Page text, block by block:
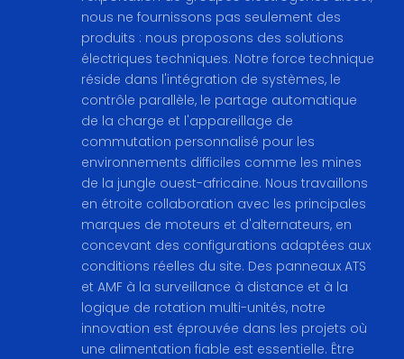
nous ne fournissons pas seulement des
produits : nous proposons des solutions
électriques techniques. Notre force technique
réside dans l'intégration de systèmes, le
contrôle parallèle, le partage automatique
de la charge et l'appareillage de
commutation personnalisé pour les
environnements difficiles comme les mines
de la jungle ouest-africaine. Nous travaillons
en étroite collaboration avec les principales
marques de moteurs et d'alternateurs, en
concevant des configurations adaptées aux
conditions réelles du site. Des panneaux ATS
et AMF à la surveillance à distance et à la
logique de rotation multi-unités, notre
innovation est éprouvée dans les projets où
une alimentation fiable est essentielle. Être